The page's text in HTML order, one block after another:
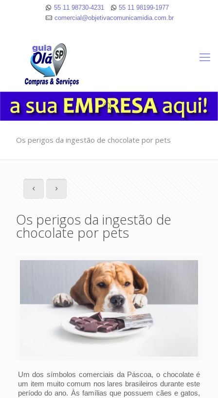
55 11 98730-4231
55 11 98199-1977
comercial@objetivacomunicamidia.com.br
Os perigos da ingestão de chocolate por pets
Os perigos da ingestão de
chocolate por pets
Um dos símbolos comerciais da Páscoa, o chocolate é
um item muito comum nos lares brasileiros durante este
período do ano. Às famílias que possuem cães e gatos,